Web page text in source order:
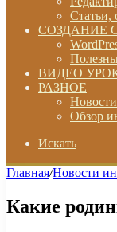
Статьи,
СОЗДАНИЕ
ВИДЕО
РАЗНОЕ
Обзор
Искать
Главная/Новости
Какие